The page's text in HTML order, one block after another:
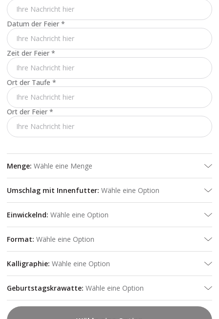
Datum der Feier *
Zeit der Feier *
Ort der Taufe *
Ort der Feier *
Menge: Wähle eine Menge
Umschlag mit Innenfutter: Wähle eine Option
Einwickelnd: Wähle eine Option
Format: Wähle eine Option
Kalligraphie: Wähle eine Option
Geburtstagskrawatte: Wähle eine Option